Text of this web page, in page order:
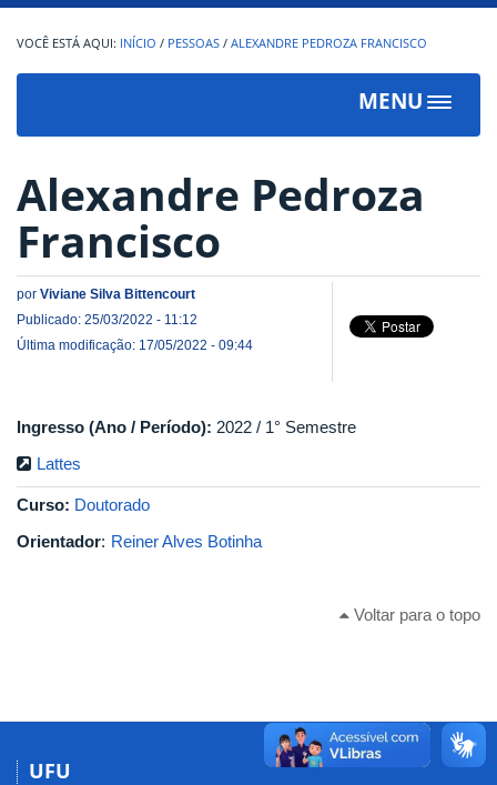
INÍCIO / PESSOAS / ALEXANDRE PEDROZA FRANCISCO
MENU
Toggle
Alexandre Pedroza
Francisco
por Viviane Silva Bittencourt
Publicado: 25/03/2022 - 11:12
Última modificação: 17/05/2022 - 09:44
Ingresso (Ano / Período): 2022 / 1° Semestre
Lattes
Curso: Doutorado
Orientador: Reiner Alves Botinha
Voltar para o topo
UFU